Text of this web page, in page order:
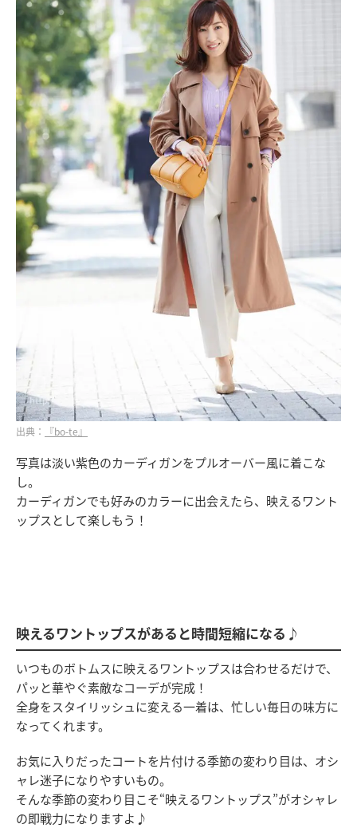
出典： 『bo-te』
写真は淡い紫色のカーディガンをプルオーバー風に着こな
し。
カーディガンでも好みのカラーに出会えたら、映えるワント
ップスとして楽しもう！
映えるワントップスがあると時間短縮になる♪
いつものボトムスに映えるワントップスは合わせるだけで、
パッと華やぐ素敵なコーデが完成！
全身をスタイリッシュに変える一着は、忙しい毎日の味方に
なってくれます。
お気に入りだったコートを片付ける季節の変わり目は、オシ
ャレ迷子になりやすいもの。
そんな季節の変わり目こそ“映えるワントップス”がオシャレ
の即戦力になりますよ♪